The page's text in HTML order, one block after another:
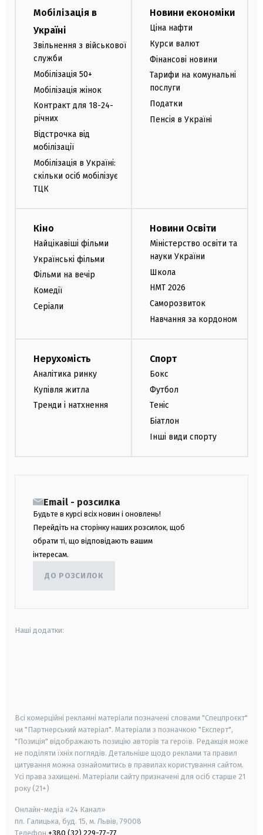
Мобілізація в
Україні
Звільнення з військової
служби
Мобілізація 50+
Мобілізація жінок
Контракт для 18-24-
річних
Відстрочка від
мобілізації
Мобілізація в Україні:
скільки осіб мобілізує
ТЦК
Новини економіки
Ціна нафти
Курси валют
Фінансові новини
Тарифи на комунальні
послуги
Податки
Пенсія в Україні
Кіно
Найцікавіші фільми
Українські фільми
Фільми на вечір
Комедії
Серіали
Новини Освіти
Міністерство освіти та
науки України
Школа
НМТ 2026
Саморозвиток
Навчання за кордоном
Нерухомість
Аналітика ринку
Купівля житла
Тренди і натхнення
Спорт
Бокс
Футбол
Теніс
Біатлон
Інші види спорту
Email - розсилка
Будьте в курсі всіх новин і оновлень!
Перейдіть на сторінку наших розсилок, щоб
обрати ті, що відповідають вашим
інтересам.
ДО РОЗСИЛОК
Наші додатки:
Всі комерційні рекламні матеріали позначені словами "Спецпроєкт"
чи "Партнерський матеріал". Матеріали з позначкою "Експерт",
"Позиція" відображають позицію авторів та героїв. Редакція може
не поділяти їхніх поглядів. Детальніше щодо реклами та правил
цитування можна ознайомитись в правилах користування сайтом.
Усі права захищені. Матеріали сайту призначені для осіб старше 21
року (21+)
Онлайн-медіа «24 Канал»
пл. Галицька, буд. 15, м. Львів, 79008
Телефон +380 (32) 229-77-77